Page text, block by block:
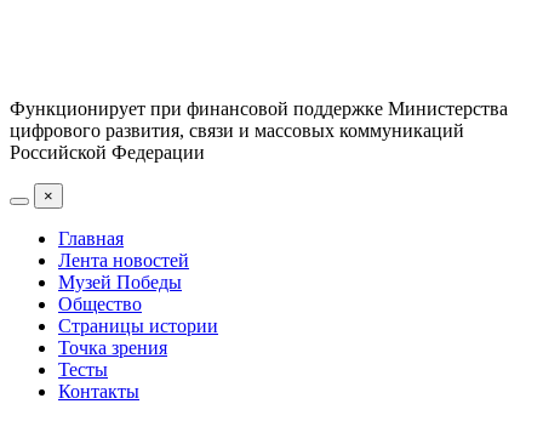
Функционирует при финансовой поддержке Министерства
цифрового развития, связи и массовых коммуникаций
Российской Федерации
×
Главная
Лента новостей
Музей Победы
Общество
Страницы истории
Точка зрения
Тесты
Контакты